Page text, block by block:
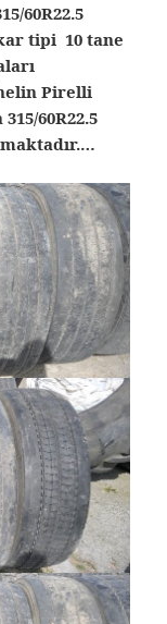
60R22.5
tipi 10 tane
Pirelli
60R22.5